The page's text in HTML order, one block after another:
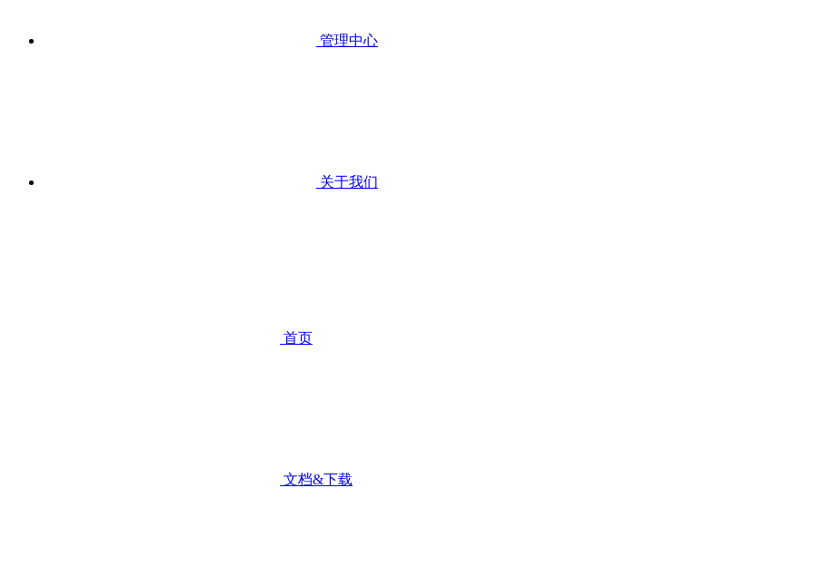
管理中心
关于我们
首页
文档&下载